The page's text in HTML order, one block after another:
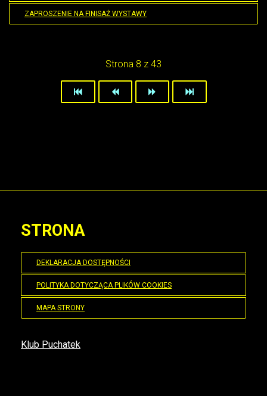
ZAPROSZENIE NA FINISAŻ WYSTAWY
Strona 8 z 43
STRONA
DEKLARACJA DOSTĘPNOŚCI
POLITYKA DOTYCZĄCA PLIKÓW COOKIES
MAPA STRONY
Klub Puchatek